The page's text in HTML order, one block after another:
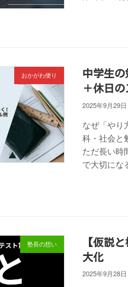
おかがわ便り
中学生
＋休日の
2025年9月29日
なぜ「やり
科・社会と
ただ長い時
で大切に
塾長の想い
【仮説
大化
2025年9月28日